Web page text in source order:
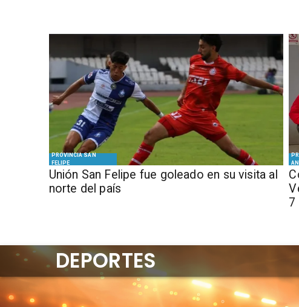
PROVINCIA SAN
FELIPE
Unión San Felipe fue goleado en su visita al
norte del país
7
DEPORTES